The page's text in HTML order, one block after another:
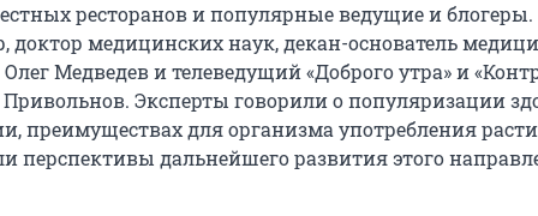
ресторанов и популярные ведущие и блогеры.
доктор медицинских наук, декан-основатель
Медведев и телеведущий «Доброго утра» и
Эксперты говорили о популяризации
преимуществах для организма употребления
перспективы дальнейшего развития этого